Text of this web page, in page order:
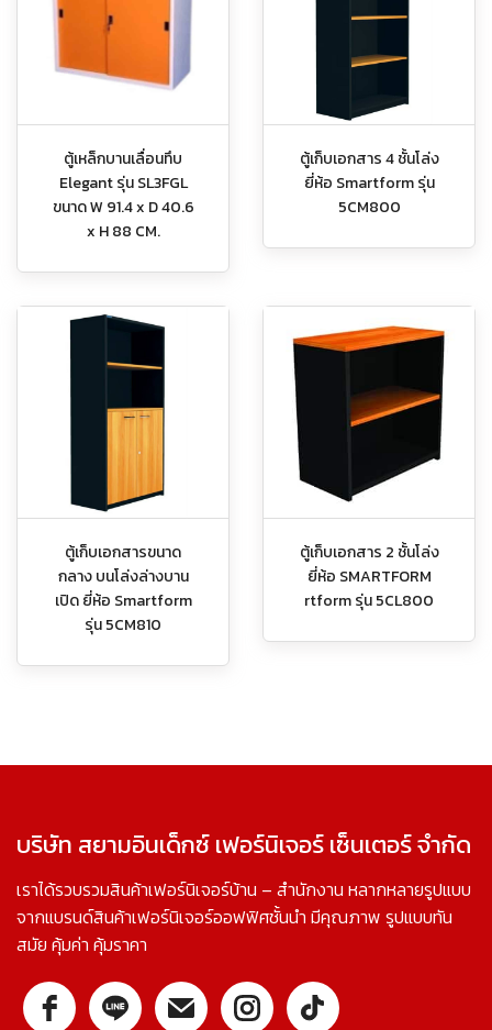
ตู้เหล็กบานเลื่อนทึบ
Elegant รุ่น SL3FGL
ขนาด W 91.4 x D 40.6
x H 88 CM.
ตู้เก็บเอกสาร 4 ชั้นโล่ง
ยี่ห้อ Smartform รุ่น
5CM800
ตู้เก็บเอกสารขนาด
กลาง บนโล่งล่างบาน
เปิด ยี่ห้อ Smartform
รุ่น 5CM810
ตู้เก็บเอกสาร 2 ชั้นโล่ง
ยี่ห้อ SMARTFORM
rtform รุ่น 5CL800
บริษัท สยามอินเด็กซ์ เฟอร์นิเจอร์ เซ็นเตอร์ จำกัด
เราได้รวบรวมสินค้าเฟอร์นิเจอร์บ้าน – สำนักงาน หลากหลายรูปแบบ
จากแบรนด์สินค้าเฟอร์นิเจอร์ออฟฟิศชั้นนำ มีคุณภาพ รูปแบบทัน
สมัย คุ้มค่า คุ้มราคา